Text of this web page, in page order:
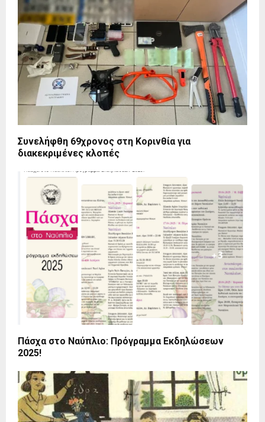
Συνελήφθη 69χρονος στη Κορινθία για
διακεκριμένες κλοπές
Πάσχα στο Ναύπλιο: Πρόγραμμα Εκδηλώσεων
2025!